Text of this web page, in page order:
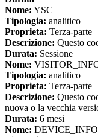
Nome: YSC
Tipologia: analitico
Proprieta: Terza-parte
Descrizione: Questo
Durata: Sessione
Nome:
Tipologia: analitico
Proprieta: Terza-parte
Descrizione: Questo
nuova o la vecchia
Durata: 6 mesi
Nome: DEVICE_INFO